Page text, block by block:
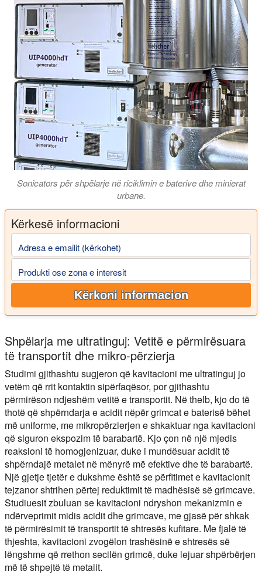
Sonicators për shpëlarje në riciklimin e baterive dhe minierat
urbane.
Kërkesë informacioni
Adresa e emailit (kërkohet)
Produkti ose zona e interesit
Kërkoni informacion
Shpëlarja me ultratinguj: Vetitë e përmirësuara
të transportit dhe mikro-përzierja
Studimi gjithashtu sugjeron që kavitacioni me ultratinguj jo
vetëm që rrit kontaktin sipërfaqësor, por gjithashtu
përmirëson ndjeshëm vetitë e transportit. Në thelb, kjo do të
thotë që shpërndarja e acidit nëpër grimcat e baterisë bëhet
më uniforme, me mikropërzierjen e shkaktuar nga kavitacioni
që siguron ekspozim të barabartë. Kjo çon në një mjedis
reaksioni të homogjenizuar, duke i mundësuar acidit të
shpërndajë metalet në mënyrë më efektive dhe të barabartë.
Një gjetje tjetër e dukshme është se përfitimet e kavitacionit
tejzanor shtrihen përtej reduktimit të madhësisë së grimcave.
Studiuesit zbuluan se kavitacioni ndryshon mekanizmin e
ndërveprimit midis acidit dhe grimcave, me gjasë për shkak
të përmirësimit të transportit të shtresës kufitare. Me fjalë të
thjeshta, kavitacioni zvogëlon trashësinë e shtresës së
lëngshme që rrethon secilën grimcë, duke lejuar shpërbërjen
më të shpejtë të metalit.